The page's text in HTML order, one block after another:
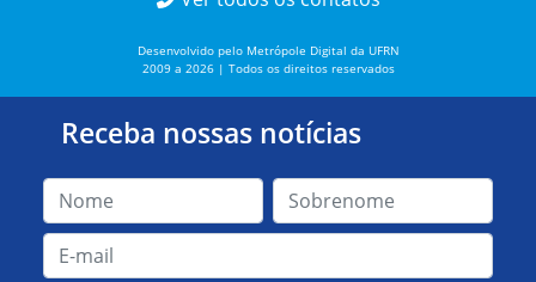
Desenvolvido pelo Metrópole Digital da UFRN
2009 a 2026 | Todos os direitos reservados
Receba nossas notícias